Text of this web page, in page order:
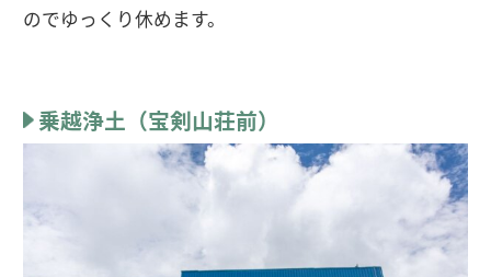
のでゆっくり休めます。
乗越浄土（宝剣山荘前）